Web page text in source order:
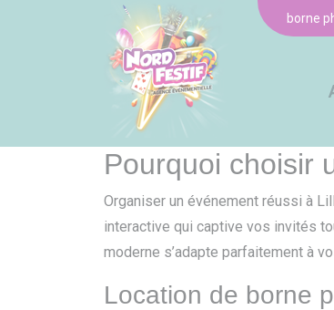
borne
Pourquoi choisir
Organiser un événement réussi à
interactive qui captive vos invités
moderne s’adapte parfaitement à
Location de borne
Panneau de gestion des cookies